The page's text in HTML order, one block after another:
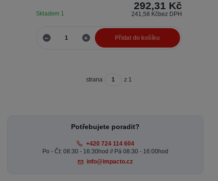
292,31 Kč
241,58 Kčbez DPH
Skladem 1
Přidat do košíku
strana z 1
Potřebujete poradit?
+420 724 114 604
Po - Čt: 08:30 - 16:30hod // Pá 08:30 - 16:00hod
info@impacto.cz